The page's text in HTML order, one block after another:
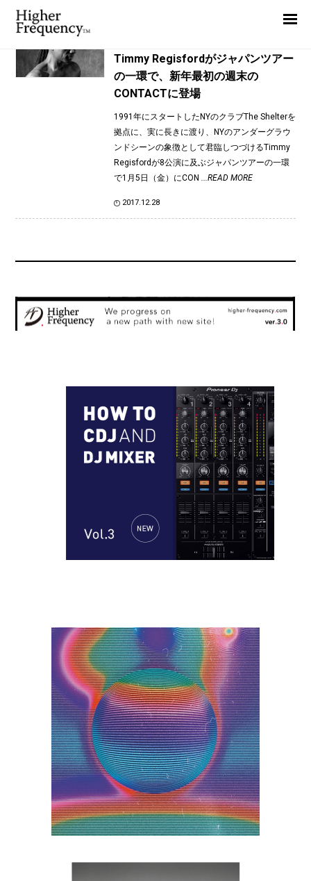
TAG: Nagi
Timmy Regisfordがジャパンツアー
の一環で、新年最初の週末の
CONTACTに登場
1991年にスタートしたNYのクラブThe Shelterを
拠点に、実に長きに渡り、NYのアンダーグラウ
ンドシーンの象徴として君臨しつづけるTimmy
Regisfordが8公演に及ぶジャパンツアーの一環
で1月5日（金）にCON ...READ MORE
2017.12.28
News
Interview
Report